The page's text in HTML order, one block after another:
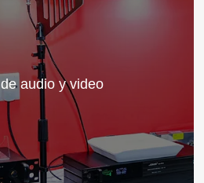
audio y video